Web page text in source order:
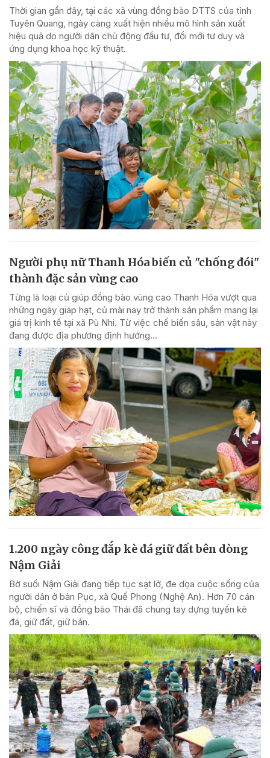
Thời gian gần đây, tại các xã vùng đồng bào DTTS của tỉnh
Tuyên Quang, ngày càng xuất hiện nhiều mô hình sản xuất
hiệu quả do người dân chủ động đầu tư, đổi mới tư duy và
ứng dụng khoa học kỹ thuật.
Người phụ nữ Thanh Hóa biến củ "chống đói"
thành đặc sản vùng cao
Từng là loại củ giúp đồng bào vùng cao Thanh Hóa vượt qua
những ngày giáp hạt, củ mài nay trở thành sản phẩm mang lại
giá trị kinh tế tại xã Pù Nhi. Từ việc chế biến sâu, sản vật này
đang được địa phương định hướng...
1.200 ngày công đắp kè đá giữ đất bên dòng
Nậm Giải
Bờ suối Nậm Giải đang tiếp tục sạt lở, đe dọa cuộc sống của
người dân ở bản Pục, xã Quế Phong (Nghệ An). Hơn 70 cán
bộ, chiến sĩ và đồng bào Thái đã chung tay dựng tuyến kè
đá, giữ đất, giữ bản.